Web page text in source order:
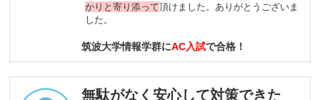
かりと寄り添って頂けました。ありがとうございま
した。
筑波大学情報学群にAC入試で合格！
無駄がなく安心して対策できた